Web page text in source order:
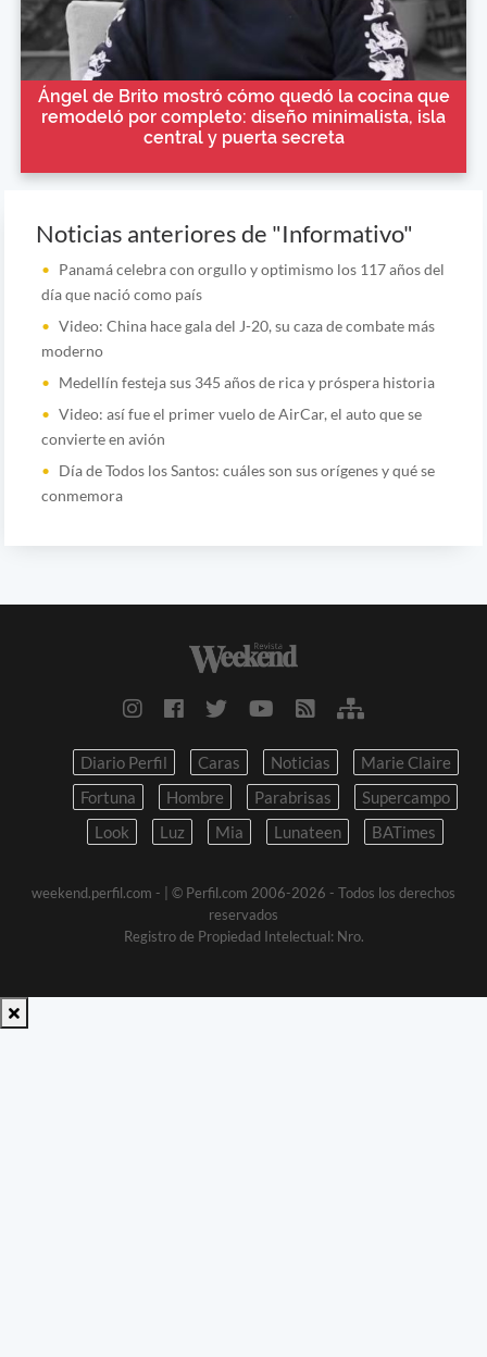
Ángel de Brito mostró cómo quedó la cocina que
remodeló por completo: diseño minimalista, isla
central y puerta secreta
Noticias anteriores de "Informativo"
Panamá celebra con orgullo y optimismo los 117 años del
día que nació como país
Video: China hace gala del J-20, su caza de combate más
moderno
Medellín festeja sus 345 años de rica y próspera historia
Video: así fue el primer vuelo de AirCar, el auto que se
convierte en avión
Día de Todos los Santos: cuáles son sus orígenes y qué se
conmemora
Diario Perfil Caras Noticias
Marie Claire
Fortuna
Hombre Parabrisas
Supercampo
Look
Luz Mia Lunateen BATimes
weekend.perfil.com -
| © Perfil.com 2006-2026 - Todos los derechos
reservados
Registro de Propiedad Intelectual: Nro.